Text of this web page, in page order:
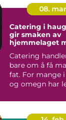
08. mar
Catering i
gir smaken av
hjemmelaget
Catering
bare om å få
fat. For mange
og omegn har